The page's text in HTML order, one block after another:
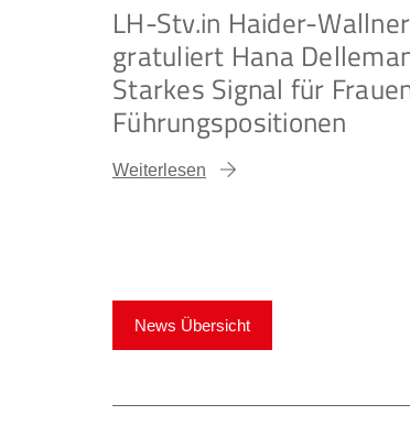
LH-Stv.in Haider-Wallner
gratuliert Hana
Starkes Signal für
Führungspositionen
Weiterlesen
News Übersicht